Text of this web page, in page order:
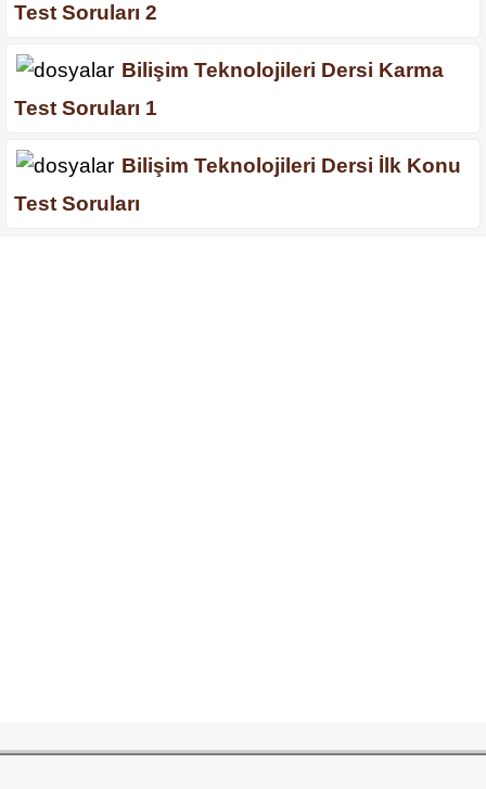
Test Soruları 2
Bilişim Teknolojileri Dersi Karma
Test Soruları 1
Bilişim Teknolojileri Dersi İlk Konu
Test Soruları